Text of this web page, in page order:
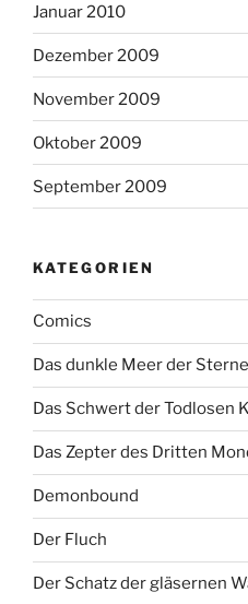
Januar 2010
Dezember 2009
November 2009
Oktober 2009
September 2009
KATEGORIEN
Comics
Das dunkle Meer der Sterne
Das Schwert der Todlosen
Das Zepter des Dritten
Demonbound
Der Fluch
Der Schatz der gläsernen